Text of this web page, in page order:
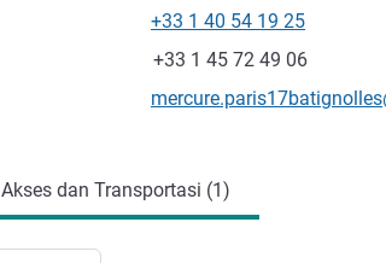
Telepon
+33 1 40 54 19 25
Fax
+33 1 45 72 49 06
Email kontak
Akses dan Transportasi (1)